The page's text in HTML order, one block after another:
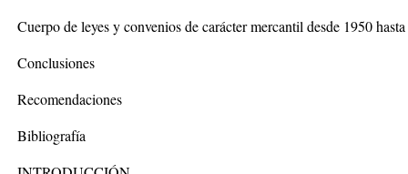
Cuerpo de leyes y convenios de carácter mercantil desde 1950
Conclusiones
Recomendaciones
Bibliografía